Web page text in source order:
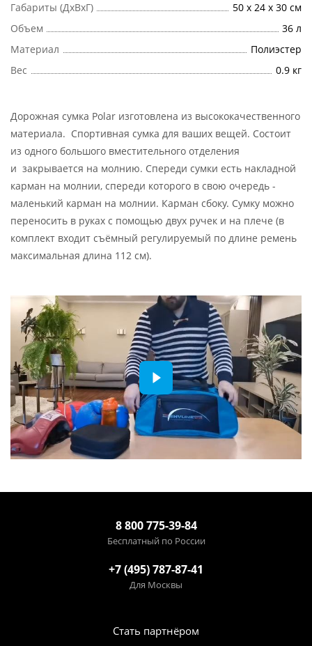
Габариты (ДхВхГ)
50 х 24 х 30 см
Объем
36 л
Материал
Полиэстер
Вес
0.9 кг
Дорожная сумка Polar изготовлена из высококачественного
материала. Спортивная сумка для ваших вещей. Состоит
из одного большого вместительного отделения
и закрывается на молнию. Спереди сумки есть накладной
карман на молнии, спереди которого в свою очередь -
маленький карман на молнии. Карман сбоку. Сумку можно
переносить в руках с помощью двух ручек и на плече (в
комплект входит съёмный регулируемый по длине ремень
максимальная длина 112 см).
8 800 775-39-84
Бесплатный по России
+7 (495) 787-87-41
Для Москвы
Стать партнёром